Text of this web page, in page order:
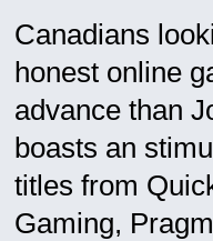
Canadians
honest online
advance than
boasts an
titles from
Gaming,